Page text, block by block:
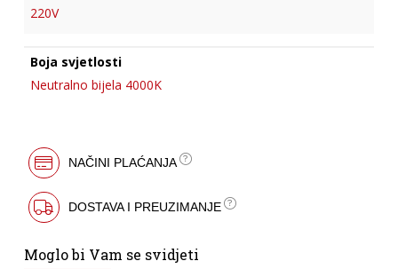
220V
Boja svjetlosti
Neutralno bijela 4000K
NAČINI PLAĆANJA
DOSTAVA I PREUZIMANJE
Moglo bi Vam se svidjeti